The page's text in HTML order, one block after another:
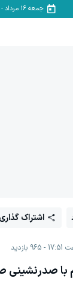
جمعه ۱۶ مرداد -
965 بازدید
اشتراک گذاری
صدرنشینی